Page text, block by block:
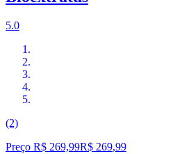
5.0
(2)
Preço R$ 269,99R$ 269,99